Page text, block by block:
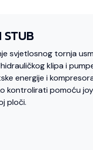
STUB
svjetlosnog tornja
klipa i
energije i
kontrolirati pomoću
ploči.